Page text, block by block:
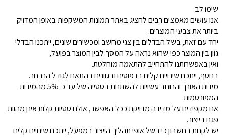
שימו לב:
אנו עושים מאמצים רבים להציג באתר תמונות המשקפות באופן המדויק
ביותר את צבעי המוצרים.
יחד עם זאת, בשל הבדלים בין צגי מחשב ומכשירים שונים, ייתכנו הבדלי
גוון בין המוצר כפי שהוא נראה על המסך לבין המוצר בפועל,
ואין באפשרותנו להתחייב להתאמה מוחלטת.
בנוסף, ייתכנו שינויים קלים בדפוסים ובגוונים בהתאם לגודל הנבחר.
מידות האורך והרוחב עשויות להשתנות בסטייה של עד כ-5% מהמידות
המפורסמות.
אנו מקפידים על מדידה מדויקת ככל האפשר, אולם סטיות קלות אינן מהוות
פגם בייצור.
יש לקחת בחשבון כי בשל אופי תהליך הייצור במפעל, ייתכנו שינויים קלים